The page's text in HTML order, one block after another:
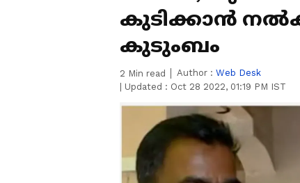
കുടിക്കാന്‍
കുടുംബം
2 Min read Author : Web Desk
Updated : Oct 28 2022, 01:19 PM IST